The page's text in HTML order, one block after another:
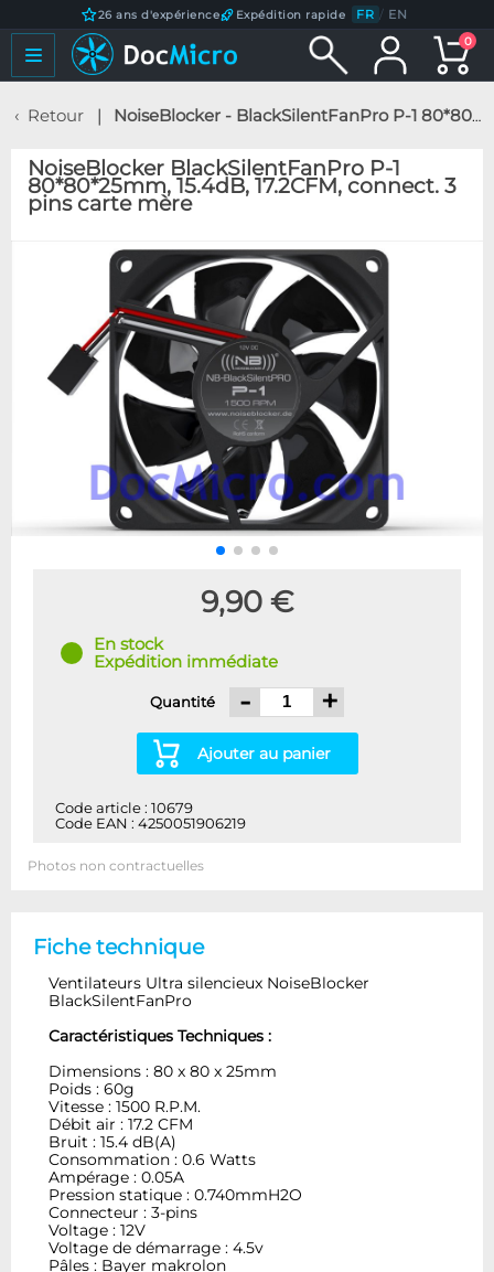
26 ans d'expérience Expédition rapide FR / EN
0
Retour NoiseBlocker - BlackSilentFanPro P-1 80*80*25mm, 15.4dB, 17.2CFM, connect. 3 pins carte mère
NoiseBlocker BlackSilentFanPro P-1
80*80*25mm, 15.4dB, 17.2CFM, connect. 3
pins carte mère
9,90 €
En stock
Expédition immédiate
Quantité - +
Ajouter au panier
Code article : 10679
Code EAN : 4250051906219
Photos non contractuelles
Fiche technique
Ventilateurs Ultra silencieux NoiseBlocker
BlackSilentFanPro
Caractéristiques Techniques :
Dimensions : 80 x 80 x 25mm
Poids : 60g
Vitesse : 1500 R.P.M.
Débit air : 17.2 CFM
Bruit : 15.4 dB(A)
Consommation : 0.6 Watts
Ampérage : 0.05A
Pression statique : 0.740mmH2O
Connecteur : 3-pins
Voltage : 12V
Voltage de démarrage : 4.5v
Pâles : Bayer makrolon